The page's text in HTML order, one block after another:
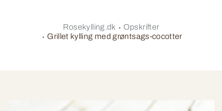
Rosekylling.dk
Opskrifter
Grillet kylling med grøntsags-cocotter